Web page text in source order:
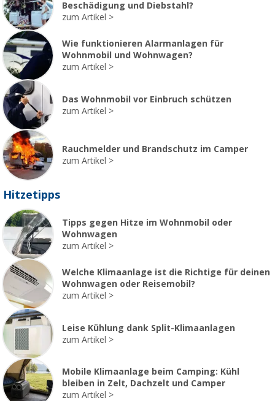
Beschädigung und Diebstahl?
zum Artikel
Wie funktionieren Alarmanlagen für
Wohnmobil und Wohnwagen?
zum Artikel
Das Wohnmobil vor Einbruch schützen
zum Artikel
Rauchmelder und Brandschutz im Camper
zum Artikel
Hitzetipps
Tipps gegen Hitze im Wohnmobil oder
Wohnwagen
zum Artikel
Welche Klimaanlage ist die Richtige für deinen
Wohnwagen oder Reisemobil?
zum Artikel
Leise Kühlung dank Split-Klimaanlagen
zum Artikel
Mobile Klimaanlage beim Camping: Kühl
bleiben in Zelt, Dachzelt und Camper
zum Artikel